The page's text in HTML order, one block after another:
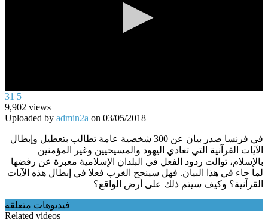
0
seconds
of
0
seconds
31 5
9,902 views
Uploaded by admin2a on 03/05/2018
في فرنسا صدر بيان عن 300 شخصية عامة تطالب بتعطيل وإبطال
الآيات القرآنية التي تعادي اليهود والمسيحيين وغير المؤمنين
بالإسلام، توالت ردود الفعل في البلدان الإسلامية معبرة عن رفضها
لما جاء في هذا البيان. فهل سينجح الغرب فعلا في إبطال هذه الآيات
القرآنية؟ وكيف سيتم ذلك على أرض الواقع؟
فيديوهات متعلقة
Related videos